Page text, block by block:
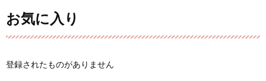
お気に入り
登録されたものがありません